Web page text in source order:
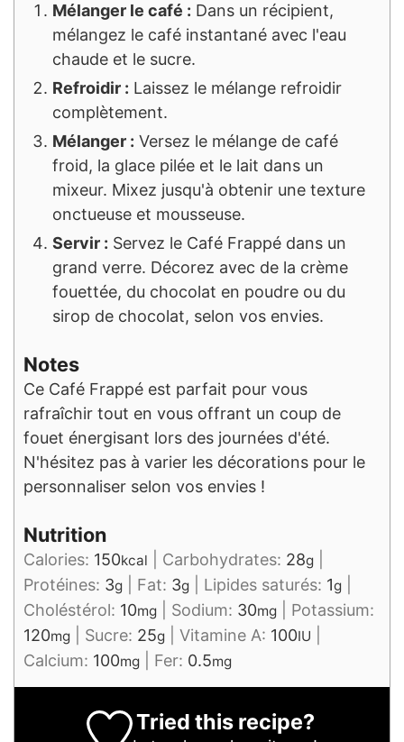
Mélanger le café : Dans un récipient,
mélangez le café instantané avec l'eau
chaude et le sucre.
Refroidir : Laissez le mélange refroidir
complètement.
Mélanger : Versez le mélange de café
froid, la glace pilée et le lait dans un
mixeur. Mixez jusqu'à obtenir une texture
onctueuse et mousseuse.
Servir : Servez le Café Frappé dans un
grand verre. Décorez avec de la crème
fouettée, du chocolat en poudre ou du
sirop de chocolat, selon vos envies.
Notes
Ce Café Frappé est parfait pour vous
rafraîchir tout en vous offrant un coup de
fouet énergisant lors des journées d'été.
N'hésitez pas à varier les décorations pour le
personnaliser selon vos envies !
Nutrition
Calories: 150kcal Carbohydrates: 28g
Protéines: 3g Fat: 3g Lipides saturés: 1g
Choléstérol: 10mg Sodium: 30mg
Potassium:
120mg Sucre: 25g Vitamine A: 100IU
Calcium: 100mg Fer: 0.5mg
Tried this recipe?